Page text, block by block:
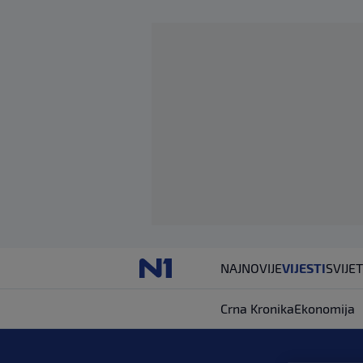
NAJNOVIJEVIJESTISVIJET
Crna KronikaEkonomija